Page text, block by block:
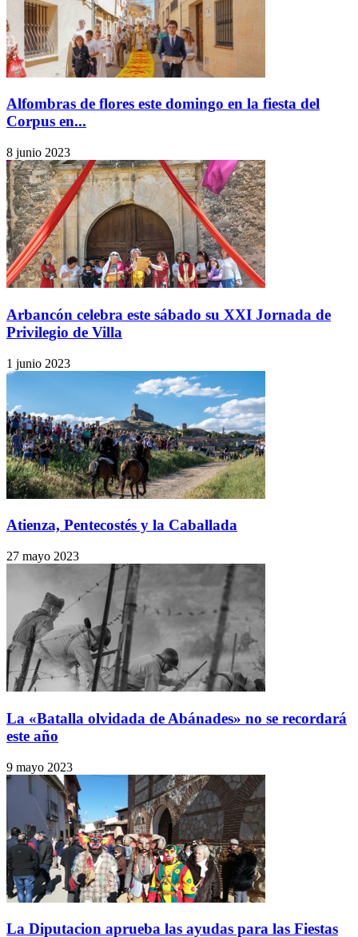
Alfombras de flores este domingo en la fiesta del
Corpus en...
8 junio 2023
Arbancón celebra este sábado su XXI Jornada de
Privilegio de Villa
1 junio 2023
Atienza, Pentecostés y la Caballada
27 mayo 2023
La «Batalla olvidada de Abánades» no se recordará
este año
9 mayo 2023
La Diputacion aprueba las ayudas para las Fiestas